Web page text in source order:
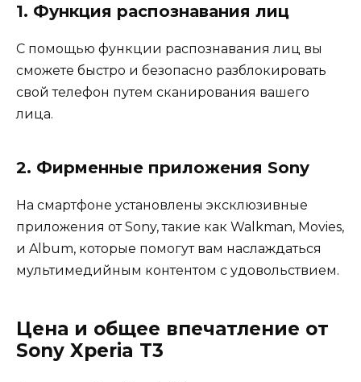
1. Функция распознавания лиц
С помощью функции распознавания лиц вы
сможете быстро и безопасно разблокировать
свой телефон путем сканирования вашего
лица.
2. Фирменные приложения Sony
На смартфоне установлены эксклюзивные
приложения от Sony, такие как Walkman, Movies,
и Album, которые помогут вам наслаждаться
мультимедийным контентом с удовольствием.
Цена и общее впечатление от
Sony Xperia T3